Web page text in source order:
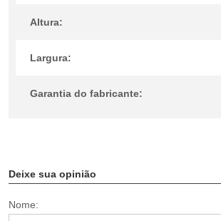
Altura:
Largura:
Garantia do fabricante:
Deixe sua opinião
Nome: